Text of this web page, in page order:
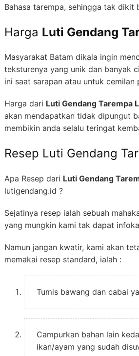
Bahasa tarempa, sehingga tak dikit
Harga Luti Gendang
Masyarakat Batam dikala ingin
teksturenya yang unik dan banyak
ini saat sarapan atau untuk cemilan
Harga dari Luti Gendang Tarempa
akan mendapatkan tidak dipungut
membikin anda selalu teringat
Resep Luti Gendang
Apa Resep dari Luti Gendang
lutigendang.id ?
Sejatinya resep ialah sebuah
yang mungkin kami tak dapat
Namun jangan kwatir, kami akan
memakai resep standard, ialah :
Tumis bawang dan cabai
Campurkan bahan lain
ikan/ayam yang sudah